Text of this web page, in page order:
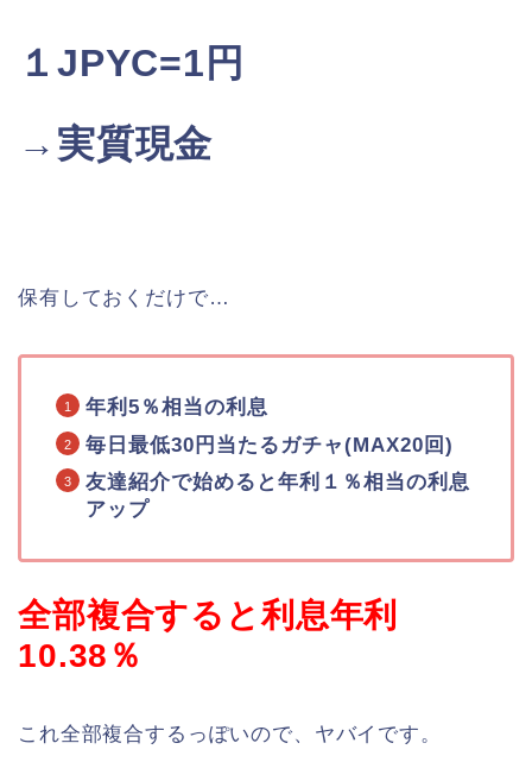
１JPYC=1円
→実質現金
保有しておくだけで…
年利5％相当の利息
毎日最低30円当たるガチャ(MAX20回)
友達紹介で始めると年利１％相当の利息
アップ
全部複合すると利息年利
10.38％
これ全部複合するっぽいので、ヤバイです。